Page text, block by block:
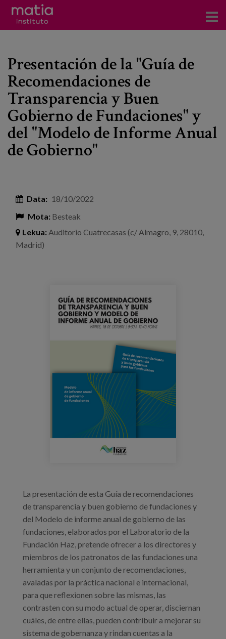
Ikerkuntza
Argitalpenak
Foroetan parte hartzea
Kontsultoretza
Prestakuntza
Bloga
Prentsa
Presentación de la "Guía de
Recomendaciones de
Transparencia y Buen
Gobierno de Fundaciones" y
del "Modelo de Informe Anual
de Gobierno"
Data: 18/10/2022
Mota: Besteak
Lekua: Auditorio Cuatrecasas (c/ Almagro, 9, 28010,
Madrid)
La presentación de esta Guía de recomendaciones
de transparencia y buen gobierno de fundaciones y
del Modelo de informe anual de gobierno de las
fundaciones, elaborados por el Laboratorio de la
Fundación Haz, pretende ofrecer a los directores y
miembros de los patronatos de las fundaciones una
herramienta y un conjunto de recomendaciones,
avaladas por la práctica nacional e internacional,
para que reflexionen sobre las mismas, las
contrasten con su modo actual de operar, disciernan
cuáles, de entre ellas, pueden contribuir a mejorar su
sistema de gobernanza y rindan cuentas a la